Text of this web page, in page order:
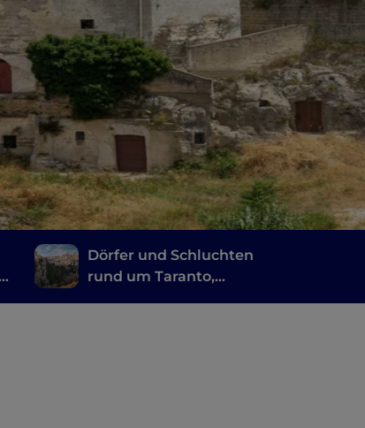
Dörfer und Schluchten
rund um Taranto,